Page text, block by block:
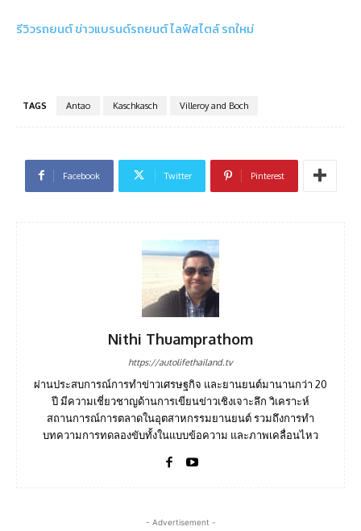
รีวิวรถยนต์ข่าวแบรนด์รถยนต์ไลฟ์สไตล์รถใหม่
TAGS Antao Kaschkasch Villeroy and Boch
Facebook Twitter Pinterest
Nithi Thuamprathom
https://autolifethailand.tv
ผ่านประสบการณ์การทำข่าวเศรษฐกิจ และยานยนต์มานานกว่า 20
ปี มีความเชี่ยวชาญด้านการเขียนข่าวเชิงเจาะลึก วิเคราะห์
สถานการณ์การตลาดในอุตสาหกรรมยานยนต์ รวมถึงการทำ
บทความการทดลองขับทั้งในแบบข้อความ และภาพเคลื่อนไหว
- Advertisement -